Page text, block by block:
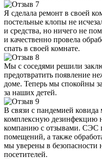
Я сделала ремонт в своей
постельные клопы не
и средства, но ничего не
и качественно провела
спать в своей комнате.
Мы с соседями решили
предотвратить появление
доме. Теперь мы спокойны
за наших детей.
В связи с пандемией
комплексную дезинфекцию
компанию с отзывами. СЭС
помещений, а также
мы уверены в безопасности
посетителей.